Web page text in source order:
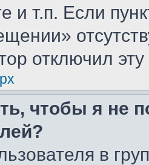
и т.п. Если
отключил
чтобы я не
в